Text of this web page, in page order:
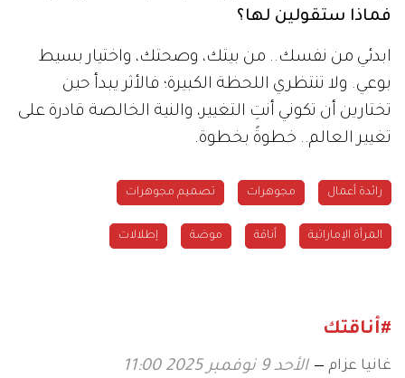
فماذا ستقولين لها؟
ابدئي من نفسك.. من بيتك، وصحتك، واختيار بسيط
بوعي. ولا تنتظري اللحظة الكبيرة؛ فالأثر يبدأ حين
تختارين أن تكوني أنتِ التغيير، والنية الخالصة قادرة على
تغيير العالم.. خطوةً بخطوة.
رائدة أعمال مجوهرات تصميم مجوهرات
المرأة الإماراتية أناقة موضة إطلالات
#أناقتك
غانيا عزام الأحد 9 نوفمبر 2025 11:00